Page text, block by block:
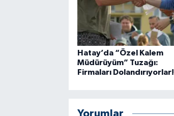
Hatay’da “Özel Kalem
Müdürüyüm” Tuzağı:
Firmaları Dolandırıyorlar!
Yorumlar